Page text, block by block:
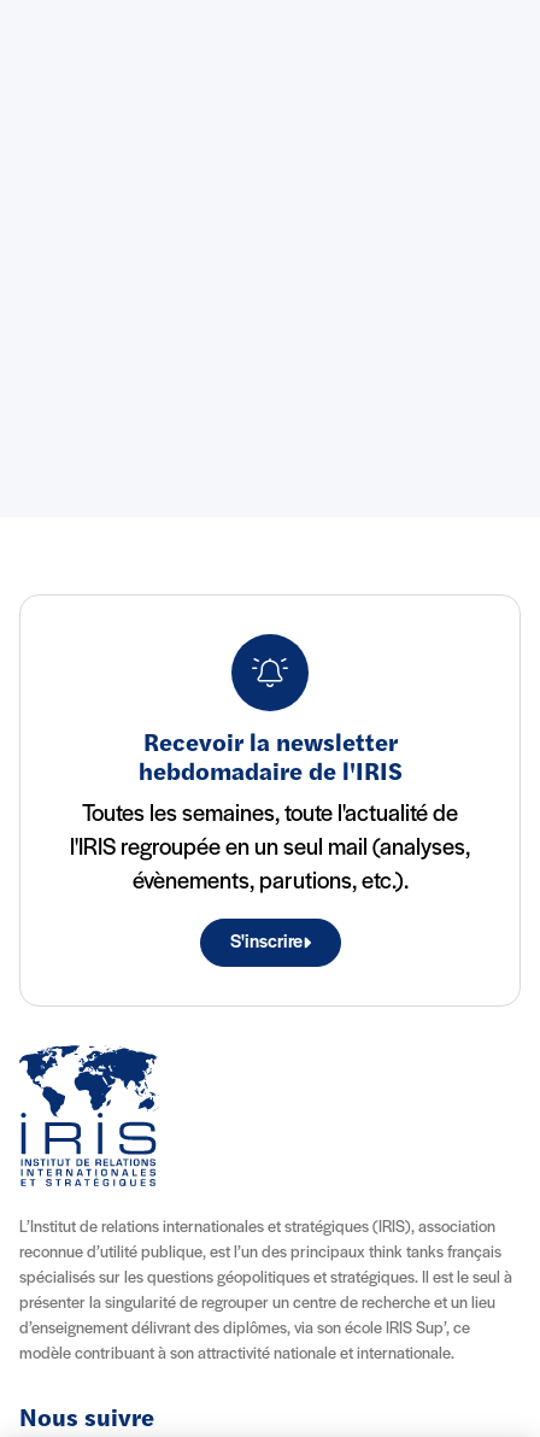
Recevoir la newsletter
hebdomadaire de l'IRIS
Toutes les semaines, toute l'actualité de
l'IRIS regroupée en un seul mail (analyses,
évènements, parutions, etc.).
S'inscrire
L’Institut de relations internationales et stratégiques (IRIS), association
reconnue d’utilité publique, est l’un des principaux think tanks français
spécialisés sur les questions géopolitiques et stratégiques. Il est le seul à
présenter la singularité de regrouper un centre de recherche et un lieu
d’enseignement délivrant des diplômes, via son école IRIS Sup’, ce
modèle contribuant à son attractivité nationale et internationale.
Nous suivre